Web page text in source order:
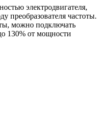
электродвигателя,
преобразователя частоты.
можно подключать
130% от мощности